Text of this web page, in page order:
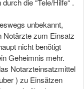
die “Tele/Hilfe“ .
unbekannt,
Notärzte zum Einsatz
nicht benötigt
Geheimnis mehr.
Notarzteinsatzmittel
) zu Einsätzen